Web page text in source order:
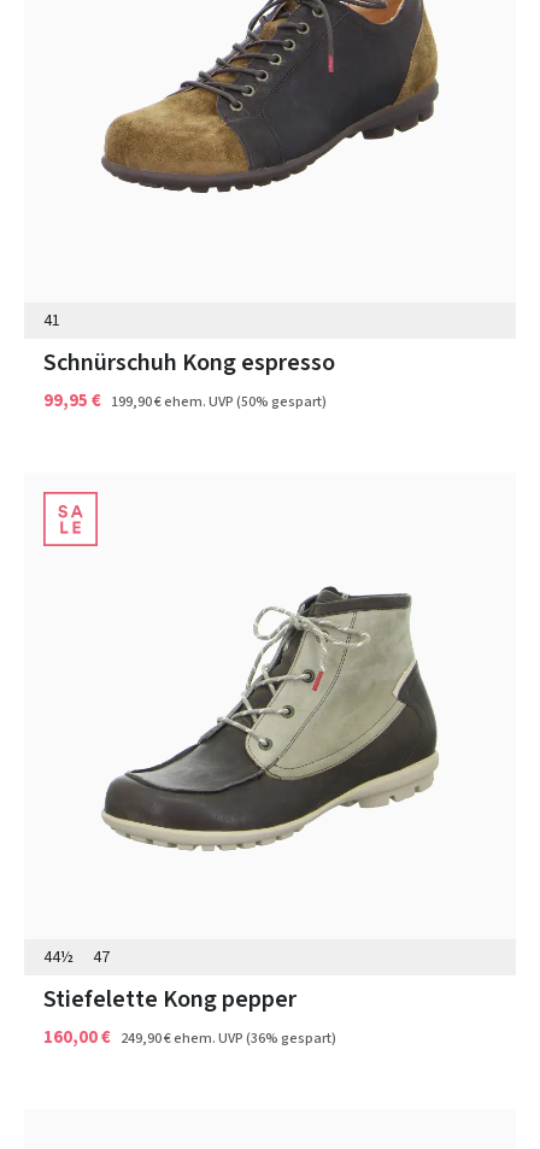
41
Schnürschuh Kong espresso
99,95 € 199,90 €ehem. UVP(50% gespart)
44½ 47
Stiefelette Kong pepper
160,00 € 249,90 €ehem. UVP(36% gespart)